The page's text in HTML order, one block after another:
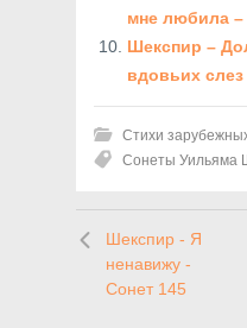
мне любила –
Шекспир –
вдовьих слез
Стихи
Сонеты Уильяма
Шекспир - Я
ненавижу -
Сонет 145